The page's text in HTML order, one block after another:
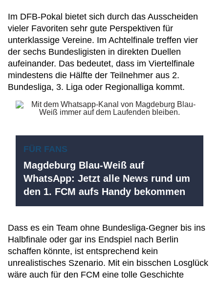
Im DFB-Pokal bietet sich durch das Ausscheiden
vieler Favoriten sehr gute Perspektiven für
unterklassige Vereine. Im Achtelfinale treffen vier
der sechs Bundesligisten in direkten Duellen
aufeinander. Das bedeutet, dass im Viertelfinale
mindestens die Hälfte der Teilnehmer aus 2.
Bundesliga, 3. Liga oder Regionalliga kommt.
FÜR FANS
Magdeburg Blau-Weiß auf
WhatsApp: Jetzt alle News rund um
den 1. FCM aufs Handy bekommen
Dass es ein Team ohne Bundesliga-Gegner bis ins
Halbfinale oder gar ins Endspiel nach Berlin
schaffen könnte, ist entsprechend kein
unrealistisches Szenario. Mit ein bisschen Losglück
wäre auch für den FCM eine tolle Geschichte